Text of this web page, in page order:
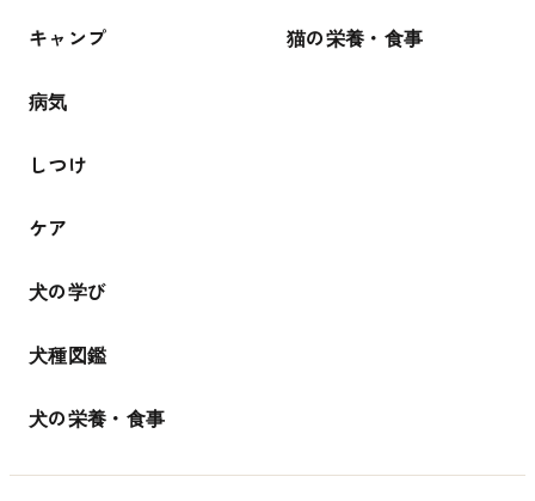
キャンプ
病気
しつけ
ケア
犬の学び
犬種図鑑
犬の栄養・食事
猫の栄養・食事